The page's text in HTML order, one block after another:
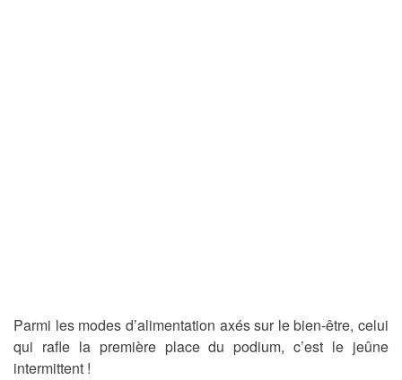
Parmi les modes d’alimentation axés sur le bien-être, celui
qui rafle la première place du podium, c’est le jeûne
intermittent !